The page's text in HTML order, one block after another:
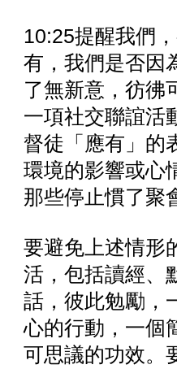
10:25提醒我們
有，我們是否因
了無新意，彷彿
一項社交聯誼活
督徒「應有」的
環境的影響或心
那些停止慣了聚
要避免上述情形
活，包括讀經、
話，彼此勉勵，
心的行動，一個
可思議的功效。